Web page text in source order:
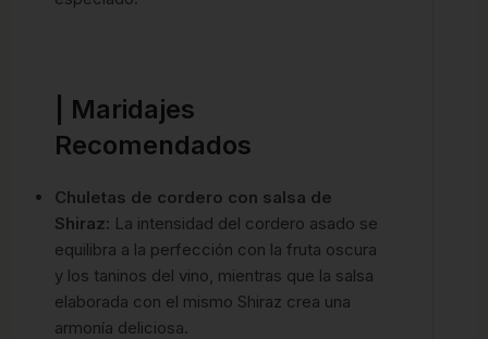
| Maridajes
Recomendados
Chuletas de cordero con salsa de
Shiraz: La intensidad del cordero asado se
equilibra a la perfección con la fruta oscura
y los taninos del vino, mientras que la salsa
elaborada con el mismo Shiraz crea una
armonía deliciosa.